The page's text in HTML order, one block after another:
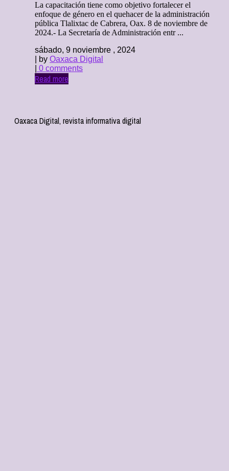
La capacitación tiene como objetivo fortalecer el
enfoque de género en el quehacer de la administración
pública Tlalixtac de Cabrera, Oax. 8 de noviembre de
2024.- La Secretaría de Administración entr ...
sábado, 9 noviembre , 2024
| by Oaxaca Digital
0 comments
Read more
Oaxaca Digital, revista informativa digital